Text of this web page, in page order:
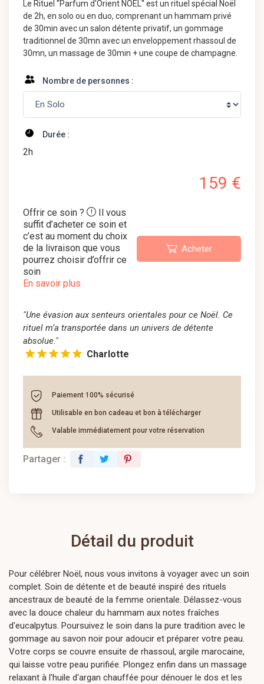
Le Rituel ''Parfum d'Orient NOËL'' est un rituel spécial Noël
de 2h, en solo ou en duo, comprenant un hammam privé
de 30min avec un salon détente privatif, un gommage
traditionnel de 30mn avec un enveloppement rhassoul de
30mn, un massage de 30min + une coupe de champagne.
Nombre de personnes :
Durée :
2h
159 €
Offrir ce soin ?
Il vous
suffit d’acheter ce soin et
c’est au moment du choix
de la livraison que vous
pourrez choisir d’offrir ce
soin
En savoir plus
Acheter
"Une évasion aux senteurs orientales pour ce Noël. Ce
rituel m’a transportée dans un univers de détente
absolue."
Charlotte
Paiement 100% sécurisé
Utilisable en bon cadeau et bon à télécharger
Valable immédiatement pour votre réservation
Partager : facebooktwitter
Détail du produit
Pour célébrer Noël, nous vous invitons à voyager avec un soin
complet. Soin de détente et de beauté inspiré des rituels
ancestraux de beauté de la femme orientale. Délassez-vous
avec la douce chaleur du hammam aux notes fraîches
d'eucalpytus. Poursuivez le soin dans la pure tradition avec le
gommage au savon noir pour adoucir et préparer votre peau.
Votre corps se couvre ensuite de rhassoul, argile marocaine,
qui laisse votre peau purifiée. Plongez enfin dans un massage
relaxant à l'huile d'argan chauffée pour dénouer le dos et les